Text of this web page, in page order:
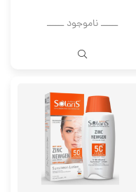
ــــــ ناموجود ــــــ